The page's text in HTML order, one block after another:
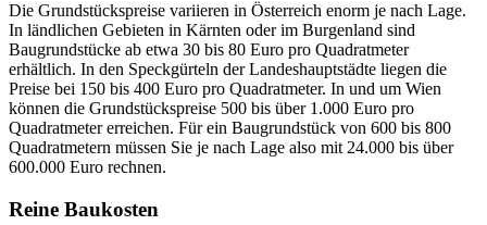
Die Grundstückspreise variieren in Österreich enorm je nach Lage.
In ländlichen Gebieten in Kärnten oder im Burgenland sind
Baugrundstücke ab etwa 30 bis 80 Euro pro Quadratmeter
erhältlich. In den Speckgürteln der Landeshauptstädte liegen die
Preise bei 150 bis 400 Euro pro Quadratmeter. In und um Wien
können die Grundstückspreise 500 bis über 1.000 Euro pro
Quadratmeter erreichen. Für ein Baugrundstück von 600 bis 800
Quadratmetern müssen Sie je nach Lage also mit 24.000 bis über
600.000 Euro rechnen.
Reine Baukosten